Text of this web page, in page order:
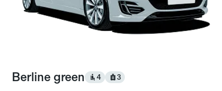
Berline green 4 3